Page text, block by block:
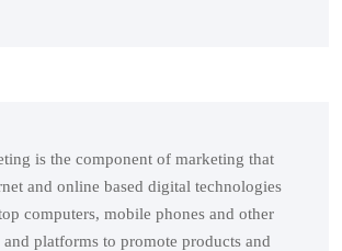
is the component of marketing that
and online based digital technologies
computers, mobile phones and other
platforms to promote products and